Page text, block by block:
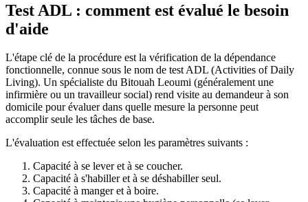
Test ADL : comment est évalué le besoin
d'aide
L'étape clé de la procédure est la vérification de la dépendance
fonctionnelle, connue sous le nom de test ADL (Activities of Daily
Living). Un spécialiste du Bitouah Leoumi (généralement une
infirmière ou un travailleur social) rend visite au demandeur à son
domicile pour évaluer dans quelle mesure la personne peut
accomplir seule les tâches de base.
L'évaluation est effectuée selon les paramètres suivants :
Capacité à se lever et à se coucher.
Capacité à s'habiller et à se déshabiller seul.
Capacité à manger et à boire.